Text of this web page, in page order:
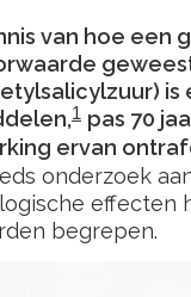
van hoe een
is
1 pas 70
ervan
onderzoek
effecten
begrepen.